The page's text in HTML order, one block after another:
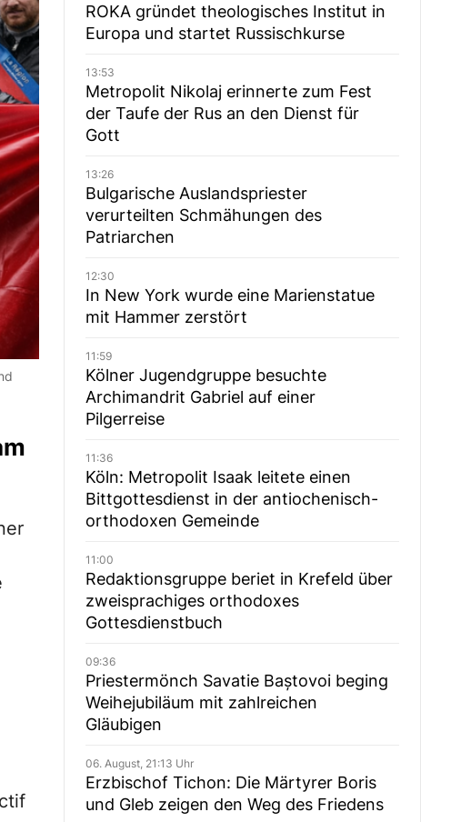
ROKA gründet theologisches Institut in
Europa und startet Russischkurse
13:53
Metropolit Nikolaj erinnerte zum Fest
der Taufe der Rus an den Dienst für
Gott
13:26
Bulgarische Auslandspriester
verurteilten Schmähungen des
Patriarchen
12:30
In New York wurde eine Marienstatue
mit Hammer zerstört
11:59
Kölner Jugendgruppe besuchte
Archimandrit Gabriel auf einer
Pilgerreise
11:36
Köln: Metropolit Isaak leitete einen
Bittgottesdienst in der antiochenisch-
orthodoxen Gemeinde
11:00
Redaktionsgruppe beriet in Krefeld über
zweisprachiges orthodoxes
Gottesdienstbuch
09:36
Priestermönch Savatie Baștovoi beging
Weihejubiläum mit zahlreichen
Gläubigen
06. August, 21:13 Uhr
Erzbischof Tichon: Die Märtyrer Boris
und Gleb zeigen den Weg des Friedens